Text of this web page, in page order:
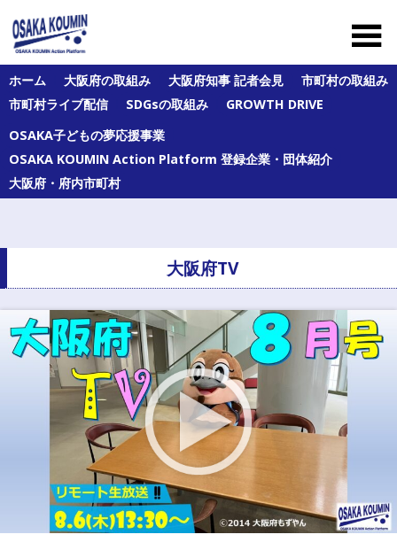
to
content
阪
府
び
府
43
ー
ル
阪
の
ホーム 大阪府の取組み 大阪府知事 記者会見
市町村の取組み
市町村ライブ配信
SDGsの取組み
GROWTH DRIVE
OSAKA子どもの夢応援事業
OSAKA KOUMIN Action Platform 登録企業・団体紹介
大阪府・府内市町村
大阪府TV